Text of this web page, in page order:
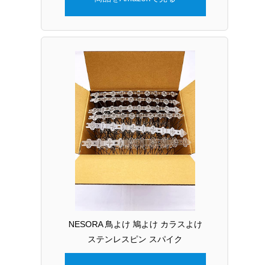
NESORA 鳥よけ 鳩よけ カラスよけ
ステンレスピン スパイク